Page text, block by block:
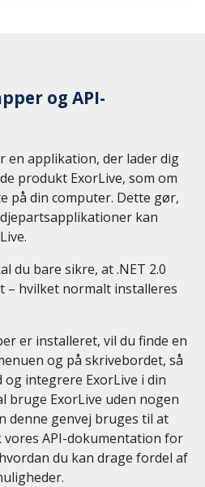
og API-
en applikation, der lader dig
produkt ExorLive, som om
på din computer. Dette gør,
kan
du bare sikre, at .NET 2.0
– hvilket normalt installeres
er installeret, vil du finde en
og på skrivebordet, så
integrere ExorLive i din
bruge ExorLive uden nogen
denne genvej bruges til at
vores API-dokumentation for
du kan drage fordel af